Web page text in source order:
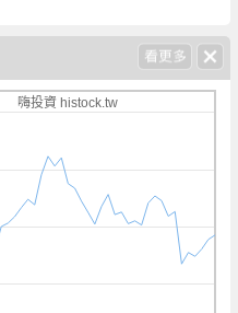
嗨投資 histock.tw